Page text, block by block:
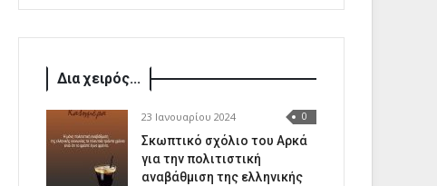
Δια χειρός...
23 Ιανουαρίου 2024 0
Σκωπτικό σχόλιο του Αρκά
για την πολιτιστική
αναβάθμιση της ελληνικής